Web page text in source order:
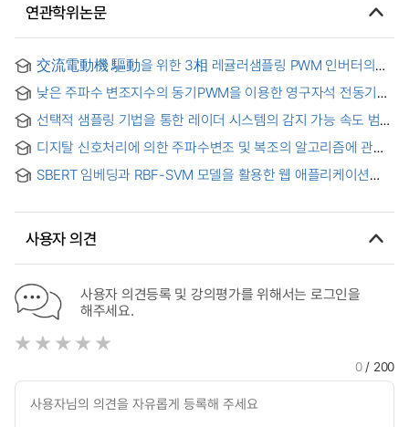
연관학위논문
交流電動機 驅動을 위한 3相 레귤러샘플링 PWM 인버터의
變調信號에 관한 硏究
낮은 주파수 변조지수의 동기PWM을 이용한 영구자석 전동기
구동
선택적 샘플링 기법을 통한 레이더 시스템의 감지 가능 속도 범위
향상 연구
디지탈 신호처리에 의한 주파수변조 및 복조의 알고리즘에 관한
연구 = A study on the frequency modulation and
demodulation algorithms in digital process
SBERT 임베딩과 RBF-SVM 모델을 활용한 웹 애플리케이션
Tampering Vulnerabilities in Web Applications Using
사용자 의견
사용자 의견등록 및 강의평가를 위해서는 로그인을
해주세요.
0/ 200